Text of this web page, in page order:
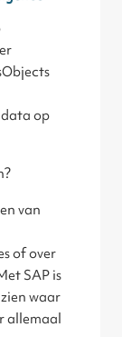
op
van
of over
SAP is
waar
allemaal